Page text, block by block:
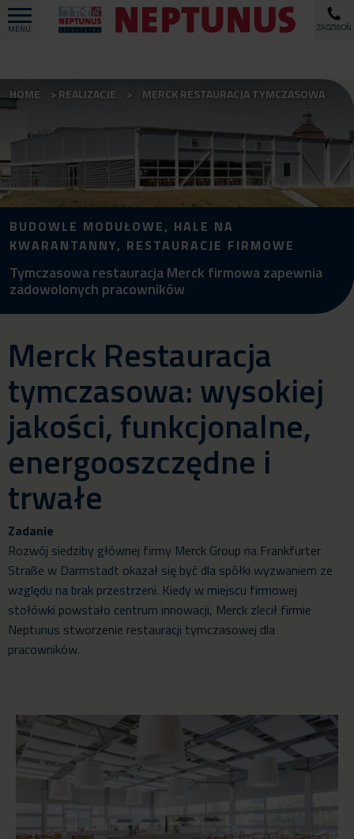
MENU ZADZWOŃ
HOME REALIZACJE MERCK RESTAURACJA TYMCZASOWA
BUDOWLE MODUŁOWE, HALE NA
KWARANTANNY, RESTAURACJE FIRMOWE
Tymczasowa restauracja Merck firmowa zapewnia
zadowolonych pracowników
Merck Restauracja
tymczasowa: wysokiej
jakości, funkcjonalne,
energooszczędne i
trwałe
Zadanie
Rozwój siedziby głównej firmy Merck Group na Frankfurter
Straße w Darmstadt okazał się być dla spółki wyzwaniem ze
względu na brak przestrzeni. Kiedy w miejscu firmowej
stołówki powstało centrum innowacji, Merck zlecił firmie
Neptunus stworzenie restauracji tymczasowej dla
pracowników.